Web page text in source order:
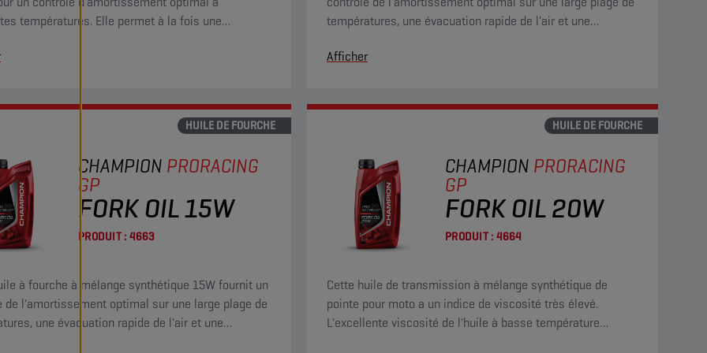
températures. Elle permet à la fois une
grâce à ses propriétés anticorrosion et anti-
températures, une évacuation rapide de l'air et une
propriétés anticorrosion et antiusure.
Afficher
HUILE DE FOURCHE
CHAMPION PRORACING
GP
FORK OIL 15W
PRODUIT : 4663
à fourche à mélange synthétique 15W fournit un
de l'amortissement optimal sur une large plage de
une évacuation rapide de l'air et une
HUILE DE FOURCHE
CHAMPION PRORACING
GP
FORK OIL 20W
PRODUIT : 4664
Cette huile de transmission à mélange synthétique de
pointe pour moto a un indice de viscosité très élevé.
L'excellente viscosité de l'huile à basse température